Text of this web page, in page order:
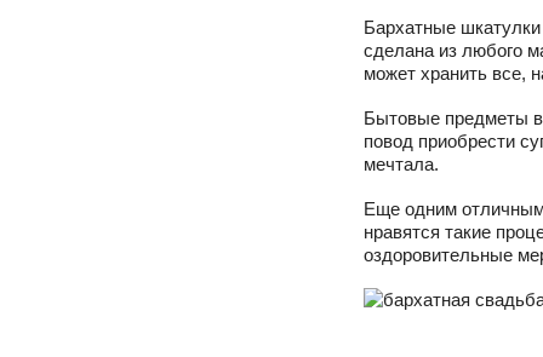
Бархатные
сделана из любого
может хранить все,
Бытовые предметы
повод приобрести
мечтала.
Еще одним
нравятся такие
оздоровительные